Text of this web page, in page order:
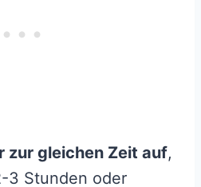
zur gleichen Zeit auf,
3 Stunden oder